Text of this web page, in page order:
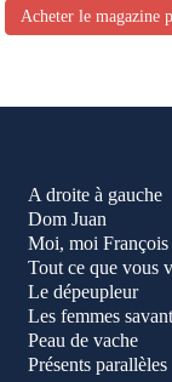
Acheter le magazine
A droite à gauche
Dom Juan
Moi, moi François
Tout ce que vous
Le dépeupleur
Les femmes
Peau de vache
Présents parallèles